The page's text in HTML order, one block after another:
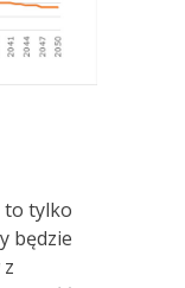
to tylko
będzie